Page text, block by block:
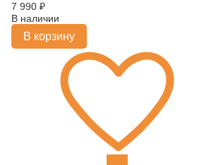
7 990 ₽
В наличии
В корзину